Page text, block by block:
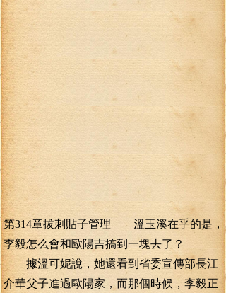
第314章拔刺貼子管理 溫玉溪在乎的是，
李毅怎么會和歐陽吉搞到一塊去了？
據溫可妮說，她還看到省委宣傳部長江
介華父子進過歐陽家，而那個時候，李毅正